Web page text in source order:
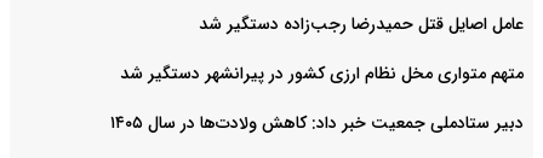
عامل اصایل قتل حمیدرضا رجب‌‌زاده دستگیر شد
متهم متواری مخل نظام ارزی کشور در پیرانشهر دستگیر شد
دبیر ستادملی جمعیت خبر داد: کاهش ولادت‌ها در سال ۱۴۰۵